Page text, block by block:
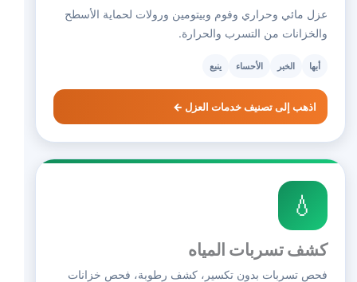
عزل مائي وحراري وفوم وبيتومين ورولات لحماية الأسطح
والخزانات من التسرب والحرارة.
أبها الخبر الأحساء ينبع
اذهب إلى تصنيف خدمات العزل ←
💧
كشف تسربات المياه
فحص تسربات بدون تكسير، كشف رطوبة، فحص خزانات